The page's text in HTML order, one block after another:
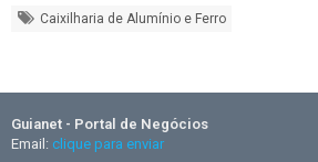
Caixilharia de Alumínio e Ferro
Guianet - Portal de Negócios
Email: clique para enviar